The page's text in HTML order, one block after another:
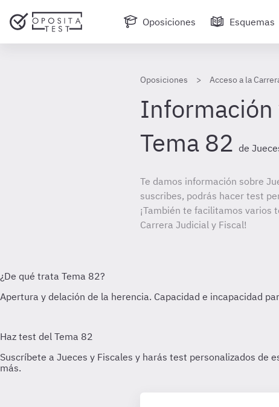
Oposiciones Esquemas
Oposiciones Acceso a la
Información
Tema 82 de
Te damos información sobre
suscribes, podrás hacer test
¡También te facilitamos varios
Carrera Judicial y Fiscal!